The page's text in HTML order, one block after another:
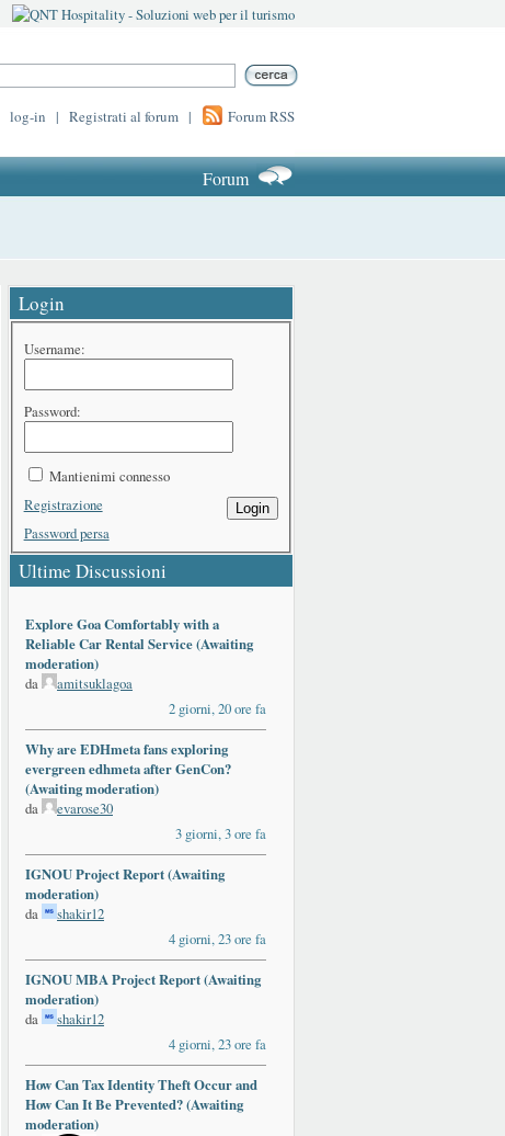
log-in | Registrati al forum | Forum RSS
Forum
Login
Username:
Password:
Mantienimi connesso
Login
Registrazione
Password persa
Ultime Discussioni
Explore Goa Comfortably with a
Reliable Car Rental Service (Awaiting
moderation)
da
amitsuklagoa
2 giorni, 20 ore fa
Why are EDHmeta fans exploring
evergreen edhmeta after GenCon?
(Awaiting moderation)
da
evarose30
3 giorni, 3 ore fa
IGNOU Project Report (Awaiting
moderation)
da
shakir12
4 giorni, 23 ore fa
IGNOU MBA Project Report (Awaiting
moderation)
da
shakir12
4 giorni, 23 ore fa
How Can Tax Identity Theft Occur and
How Can It Be Prevented? (Awaiting
moderation)